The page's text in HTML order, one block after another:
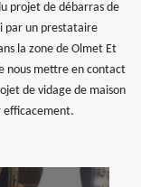
projet de débarras de
par un prestataire
la zone de Olmet Et
nous mettre en contact
de vidage de maison
efficacement.